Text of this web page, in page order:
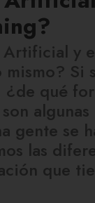
Artificial y
Si
qué
gente se
las
que